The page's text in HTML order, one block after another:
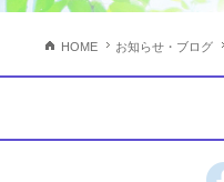
HOME お知らせ・ブログ